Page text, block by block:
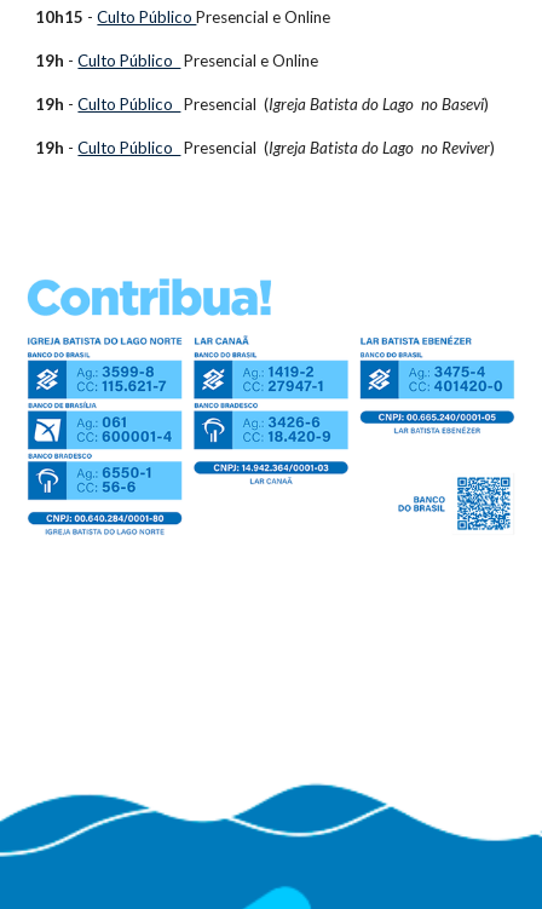
10h15 -Culto PúblicoPresencial eOnline
19h -Culto Público Presencial eOnline
19h -Culto Público Presencial (Igreja Batista do Lago no Basevi)
19h -Culto Público Presencial (Igreja Batista do Lago no Reviver)